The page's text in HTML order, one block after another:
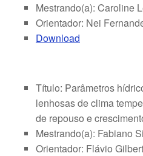
Mestrando(a): Caroline
Orientador: Nei
Download
Título: Parâmetros
lenhosas de clima
de repouso e
Mestrando(a): Fabiano
Orientador: Flávio